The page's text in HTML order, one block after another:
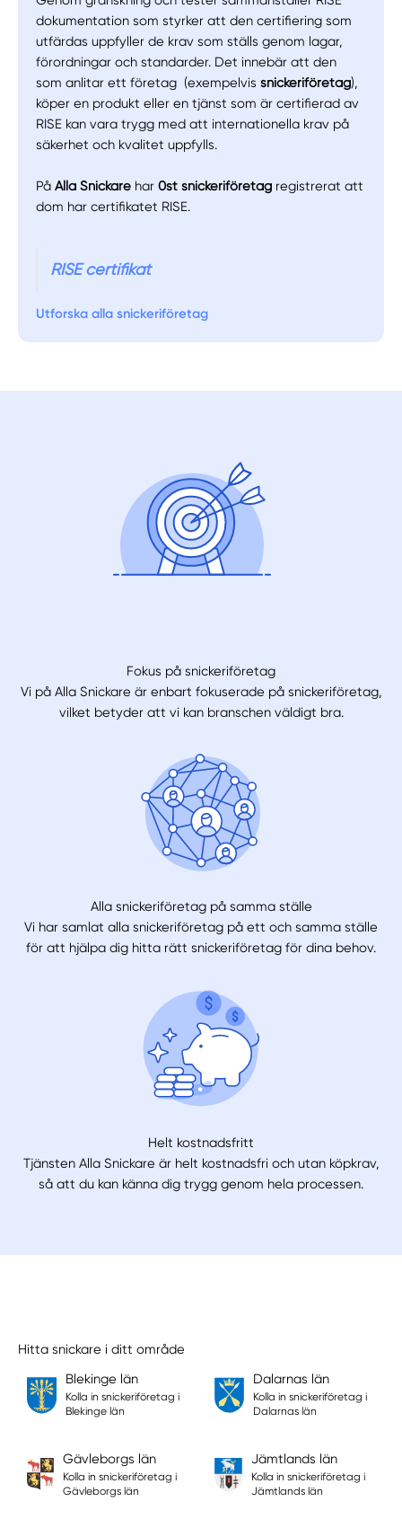
dokumentation som styrker att den certifiering som
utfärdas uppfyller de krav som ställs genom lagar,
förordningar och standarder. Det innebär att den
som anlitar ett företag (exempelvissnickeriföretag),
köper en produkt eller en tjänst som är certifierad av
RISE kan vara trygg med att internationella krav på
säkerhet och kvalitet uppfylls.
PåAlla Snickare har0st snickeriföretag registrerat att
dom har certifikatet RISE.
RISE certifikat
Utforska alla snickeriföretag
Fokus på snickeriföretag
Vi på Alla Snickare är enbart fokuserade på snickeriföretag,
vilket betyder att vi kan branschen väldigt bra.
Alla snickeriföretag på samma ställe
Vi har samlat alla snickeriföretag på ett och samma ställe
för att hjälpa dig hitta rätt snickeriföretag för dina behov.
Helt kostnadsfritt
Tjänsten Alla Snickare är helt kostnadsfri och utan köpkrav,
så att du kan känna dig trygg genom hela processen.
Hitta snickare i ditt område
Blekinge län
Kolla in snickeriföretag i
Blekinge län
Dalarnas län
Kolla in snickeriföretag i
Dalarnas län
Gävleborgs län
Kolla in snickeriföretag i
Gävleborgs län
Jämtlands län
Kolla in snickeriföretag i
Jämtlands län